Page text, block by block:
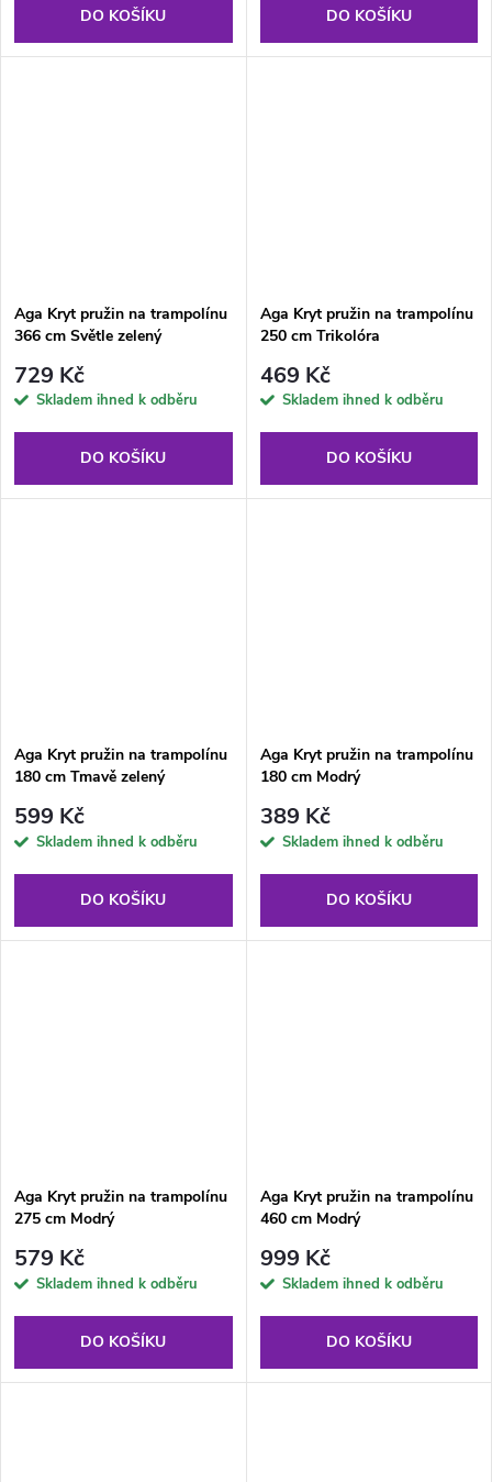
DO KOŠÍKU DO KOŠÍKU
Aga Kryt pružin na trampolínu
366 cm Světle zelený
729 Kč
Skladem ihned k odběru
DO KOŠÍKU
Aga Kryt pružin na trampolínu
250 cm Trikolóra
469 Kč
Skladem ihned k odběru
DO KOŠÍKU
Aga Kryt pružin na trampolínu
180 cm Tmavě zelený
599 Kč
Skladem ihned k odběru
DO KOŠÍKU
Aga Kryt pružin na trampolínu
180 cm Modrý
389 Kč
Skladem ihned k odběru
DO KOŠÍKU
Aga Kryt pružin na trampolínu
275 cm Modrý
579 Kč
Skladem ihned k odběru
DO KOŠÍKU
Aga Kryt pružin na trampolínu
460 cm Modrý
999 Kč
Skladem ihned k odběru
DO KOŠÍKU